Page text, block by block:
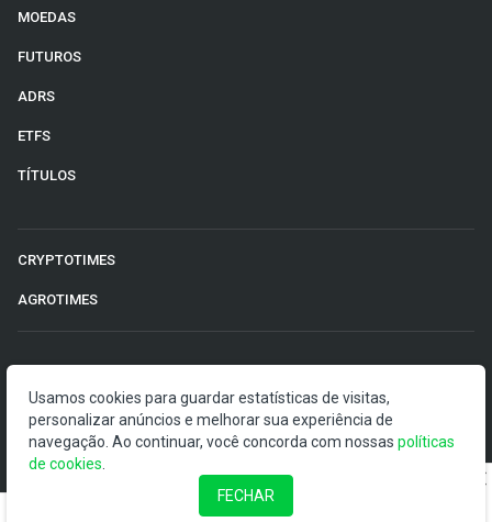
MOEDAS
FUTUROS
ADRS
ETFS
TÍTULOS
CRYPTOTIMES
AGROTIMES
O Money Times publica matérias de cunho jornalístico, que
visam a democratização da informação. Nossas
publicações devem ser compreendidas como boletins
anunciadores e divulgadores, e não como uma
Usamos cookies para guardar estatísticas de visitas,
personalizar anúncios e melhorar sua experiência de
navegação. Ao continuar, você concorda com nossas políticas
de cookies
FECHAR